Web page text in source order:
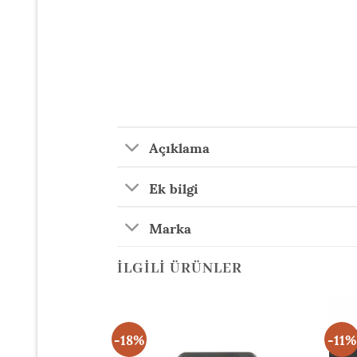
Açıklama
Ek bilgi
Marka
İLGILI ÜRÜNLER
-18% -11%